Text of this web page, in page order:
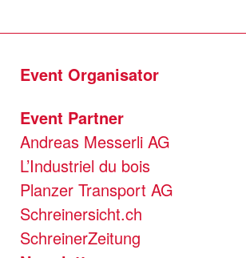
Event Organisator
Event Partner
Andreas Messerli AG
L’Industriel du bois
Planzer Transport AG
Schreinersicht.ch
SchreinerZeitung